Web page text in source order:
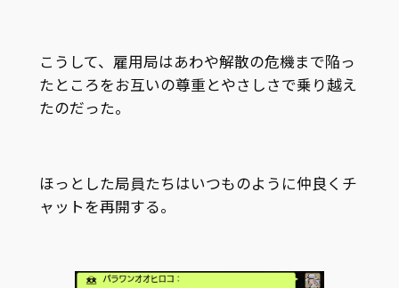
こうして、雇用局はあわや解散の危機まで陥っ
たところをお互いの尊重とやさしさで乗り越え
たのだった。
ほっとした局員たちはいつものように仲良くチ
ャットを再開する。